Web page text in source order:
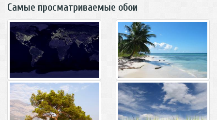
Самые просматриваемые обои